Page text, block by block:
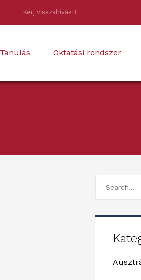
Kérj visszahívást!
Tanulás Oktatási rendszer